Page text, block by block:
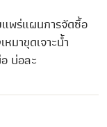
พร่แผนการจัดซื้อ
มาขุดเจาะน้ำ
บ่อละ